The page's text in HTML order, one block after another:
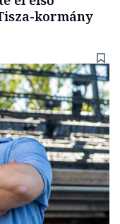
kormány